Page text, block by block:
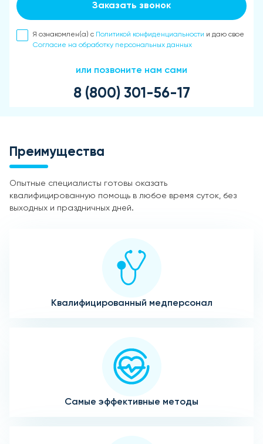
Заказать звонок
Я ознакомлен(а) с Политикой конфиденциальности и даю свое
Согласие на обработку персональных данных
или позвоните нам сами
8 (800) 301-56-17
Преимущества
Опытные специалисты готовы оказать
квалифицированную помощь в любое время суток, без
выходных и праздничных дней.
Квалифицированный медперсонал
Самые эффективные методы